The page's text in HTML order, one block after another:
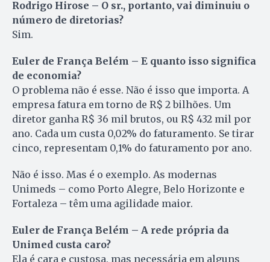
Rodrigo Hirose – O sr., portanto, vai diminuiu o
número de diretorias?
Sim.
Euler de França Belém – E quanto isso significa
de economia?
O problema não é esse. Não é isso que importa. A
empresa fatura em torno de R$ 2 bilhões. Um
diretor ganha R$ 36 mil brutos, ou R$ 432 mil por
ano. Cada um custa 0,02% do faturamento. Se tirar
cinco, representam 0,1% do faturamento por ano.
Não é isso. Mas é o exemplo. As modernas
Unimeds – como Porto Alegre, Belo Horizonte e
Fortaleza – têm uma agilidade maior.
Euler de França Belém – A rede própria da
Unimed custa caro?
Ela é cara e custosa, mas necessária em alguns